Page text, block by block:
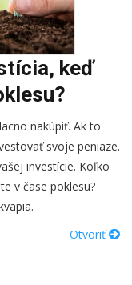
keď
nakúpiť. Ak to
svoje peniaze.
investície. Koľko
v čase poklesu?
Otvoriť